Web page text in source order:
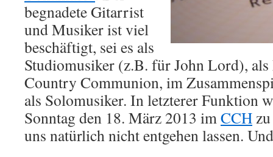
begnadete Gitarrist
und Musiker ist viel
beschäftigt, sei es als
Studiomusiker (z.B. für John Lord),
Country Communion, im
als Solomusiker. In letzterer Funktion
Sonntag den 18. März 2013 imCCH
uns natürlich nicht entgehen lassen.